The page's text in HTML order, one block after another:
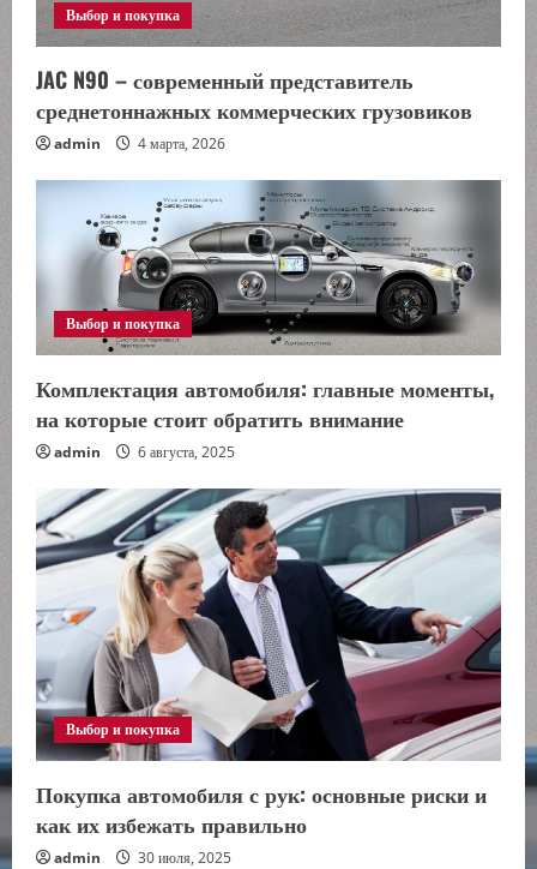
е
н
и
е
Выбор и покупка
JAC N90 – современный представитель
среднетоннажных коммерческих грузовиков
admin 4 марта, 2026
Выбор и покупка
Комплектация автомобиля: главные моменты,
на которые стоит обратить внимание
admin 6 августа, 2025
Выбор и покупка
Покупка автомобиля с рук: основные риски и
как их избежать правильно
admin 30 июля, 2025